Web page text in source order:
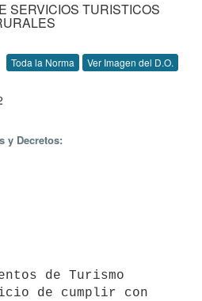
SERVICIOS TURISTICOS
Toda la Norma Ver Imagen del D.O.
y Decretos:
de cumplir con